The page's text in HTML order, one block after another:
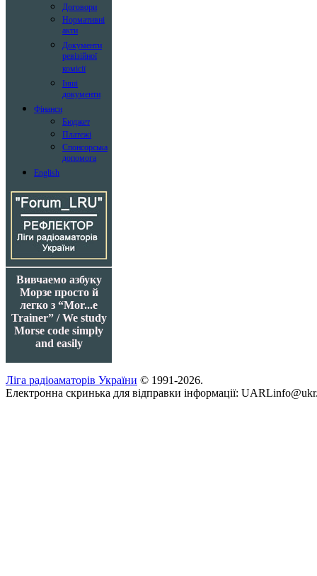
Договори
Нормативні
акти
Документи
ревізійної
комісії
Інші
документи
Фінанси
Бюджет
Платежі
Спонсорська
допомога
English
Вивчаемо азбуку
Морзе просто й
легко з “Mor...e
Trainer” / We study
Morse code simply
and easily
Ліга радіоаматорів України © 1991-2026.
Електронна скринька для відправки інформації: